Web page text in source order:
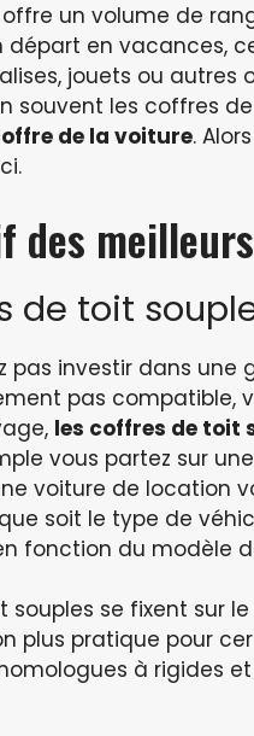
un volume de
départ en vacances,
jouets ou autres
souvent les coffres
de la voiture.
des
de toit
pas investir dans
pas compatible,
les coffres de toit
vous partez sur
voiture de location
soit le type de
fonction du modèle
souples se fixent sur
plus pratique pour
à rigides et